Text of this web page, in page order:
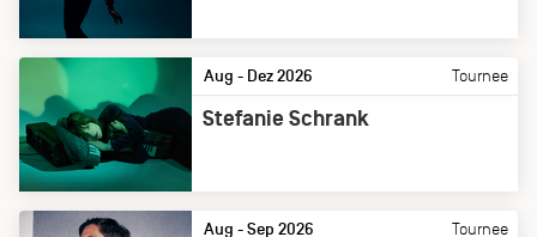
Tournee
Aug - Dez 2026
Stefanie Schrank
Tournee
Aug - Sep 2026